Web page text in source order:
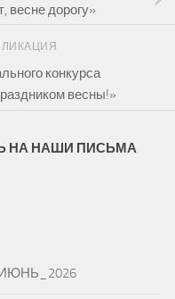
весне дорогу»
конкурса
весны!»
НА НАШИ ПИСЬМА